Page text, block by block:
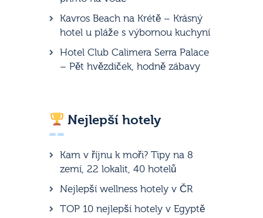
Kavros Beach na Krétě – Krásný
hotel u pláže s výbornou kuchyní
Hotel Club Calimera Serra Palace
– Pět hvězdiček, hodně zábavy
Nejlepší hotely
Kam v říjnu k moři? Tipy na 8
zemí, 22 lokalit, 40 hotelů
Nejlepší wellness hotely v ČR
TOP 10 nejlepší hotely v Egyptě